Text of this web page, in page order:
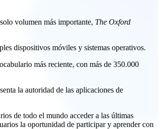
volumen más importante, The Oxford
dispositivos móviles y sistemas operativos.
más reciente, con más de 350.000
la autoridad de las aplicaciones de
de todo el mundo acceder a las últimas
la oportunidad de participar y aprender con